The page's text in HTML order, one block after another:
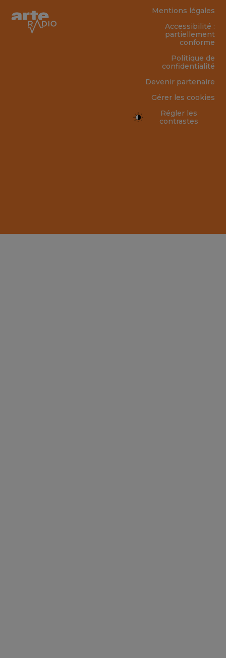
Mentions légales
Accessibilité :
partiellement
conforme
Politique de
confidentialité
Devenir partenaire
Gérer les cookies
Régler les
contrastes